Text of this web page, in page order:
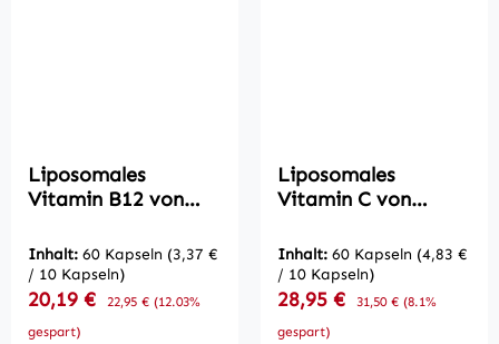
Liposomales
Vitamin B12 von
Inhalt: 60 Kapseln (3,37 €
/ 10 Kapseln)
Verkaufspreis:
20,19 € Regulärer Preis:
22,95 € (12.03%
gespart)
Liposomales
Vitamin C von
Inhalt: 60 Kapseln (4,83 €
/ 10 Kapseln)
Verkaufspreis:
28,95 € Regulärer Preis:
31,50 € (8.1%
gespart)